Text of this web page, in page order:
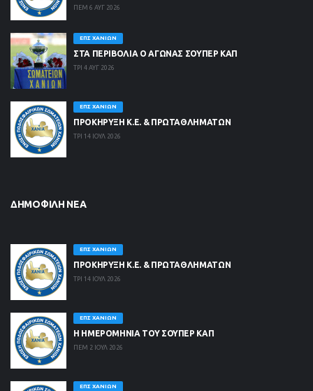
ΠΕΜ 6 ΑΥΓ 2026
ΕΠΣ ΧΑΝΊΩΝ
ΣΤΑ ΠΕΡΙΒΟΛΙΑ Ο ΑΓΩΝΑΣ ΣΟΥΠΕΡ ΚΑΠ
ΤΡΙ 4 ΑΥΓ 2026
ΕΠΣ ΧΑΝΊΩΝ
ΠΡΟΚΗΡΥΞΗ Κ.Ε. & ΠΡΩΤΑΘΛΗΜΑΤΩΝ
ΤΡΙ 14 ΙΟΥΛ 2026
ΔΗΜΟΦΙΛΉ ΝΈΑ
ΕΠΣ ΧΑΝΊΩΝ
ΠΡΟΚΗΡΥΞΗ Κ.Ε. & ΠΡΩΤΑΘΛΗΜΑΤΩΝ
ΤΡΙ 14 ΙΟΥΛ 2026
ΕΠΣ ΧΑΝΊΩΝ
Η ΗΜΕΡΟΜΗΝΙΑ ΤΟΥ ΣΟΥΠΕΡ ΚΑΠ
ΠΕΜ 2 ΙΟΥΛ 2026
ΕΠΣ ΧΑΝΊΩΝ